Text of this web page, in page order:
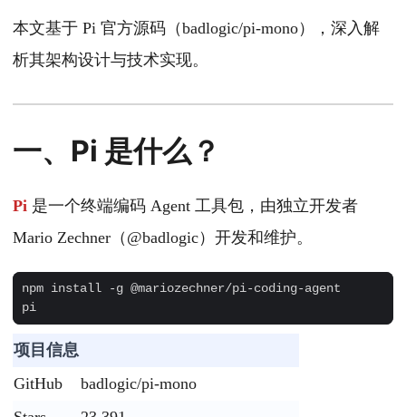
本文基于 Pi 官方源码（badlogic/pi-mono），深入解
析其架构设计与技术实现。
一、Pi 是什么？
Pi 是一个终端编码 Agent 工具包，由独立开发者
Mario Zechner（@badlogic）开发和维护。
项目信息
GitHub
badlogic/pi-mono